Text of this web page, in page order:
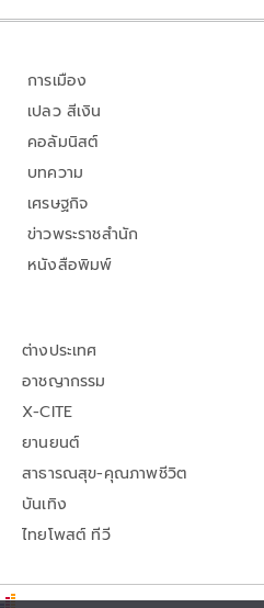
การเมือง
เปลว สีเงิน
คอลัมนิสต์
บทความ
เศรษฐกิจ
ข่าวพระราชสำนัก
หนังสือพิมพ์
ต่างประเทศ
อาชญากรรม
X-CITE
ยานยนต์
สาธารณสุข-คุณภาพชีวิต
บันเทิง
ไทยโพสต์ ทีวี